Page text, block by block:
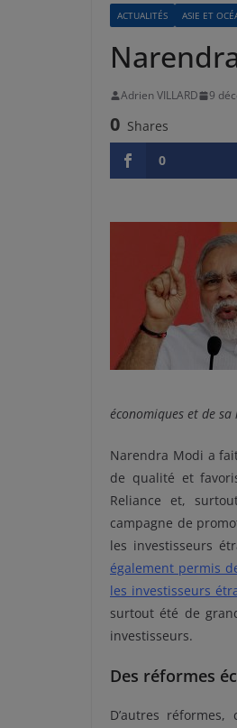
ACTUALITÉS ASIE ET
Adrien VILLARD 9
0 Shares
0
économiques et de
Narendra Modi a
de qualité et
Reliance et,
campagne de
les investisseurs
également permis
les investisseurs
surtout été de
investisseurs.
Des réformes
D’autres